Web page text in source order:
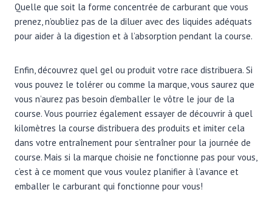
Quelle que soit la forme concentrée de carburant que vous
prenez, n’oubliez pas de la diluer avec des liquides adéquats
pour aider à la digestion et à l’absorption pendant la course.
Enfin, découvrez quel gel ou produit votre race distribuera. Si
vous pouvez le tolérer ou comme la marque, vous saurez que
vous n’aurez pas besoin d’emballer le vôtre le jour de la
course. Vous pourriez également essayer de découvrir à quel
kilomètres la course distribuera des produits et imiter cela
dans votre entraînement pour s’entraîner pour la journée de
course. Mais si la marque choisie ne fonctionne pas pour vous,
c’est à ce moment que vous voulez planifier à l’avance et
emballer le carburant qui fonctionne pour vous!